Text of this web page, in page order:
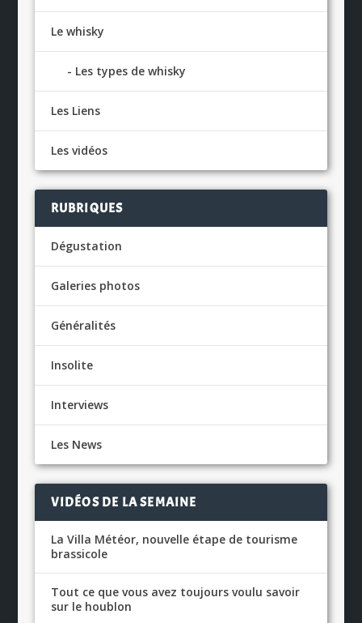
Le whisky
Les types de whisky
Les Liens
Les vidéos
RUBRIQUES
Dégustation
Galeries photos
Généralités
Insolite
Interviews
Les News
VIDÉOS DE LA SEMAINE
La Villa Météor, nouvelle étape de tourisme
brassicole
Tout ce que vous avez toujours voulu savoir
sur le houblon